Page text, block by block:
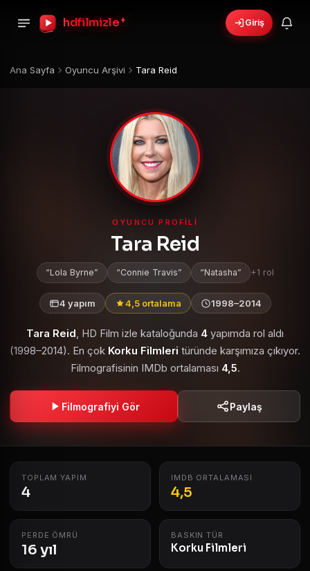
hdfilmizle + Giriş
Ana Sayfa Oyuncu Arşivi Tara Reid
OYUNCU PROFILI
Tara Reid
Lola Byrne Connie Travis Natasha +1 rol
4 yapım 4,5 ortalama 1998–2014
Tara Reid, HD Film izle kataloğunda 4 yapımda rol aldı
(1998–2014). En çok Korku Filmleri türünde karşımıza çıkıyor.
Filmografisinin IMDb ortalaması 4,5.
Filmografiyi Gör Paylaş
TOPLAM YAPIM
4
IMDB ORTALAMASI
4,5
PERDE ÖMRÜ
16 yıl
BASKIN TÜR
Korku Filmleri